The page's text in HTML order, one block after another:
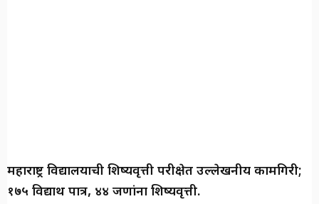
महाराष्ट्र विद्यालयाची शिष्यवृत्ती परीक्षेत उल्लेखनीय कामगिरी;
१७५ विद्यार्थी पात्र, ४४ जणांना शिष्यवृत्ती.